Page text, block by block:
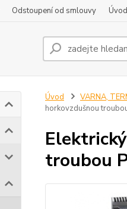
Odstoupení od smlouvy Úvod
Úvod VARNA,
horkovzdušnou
troubou